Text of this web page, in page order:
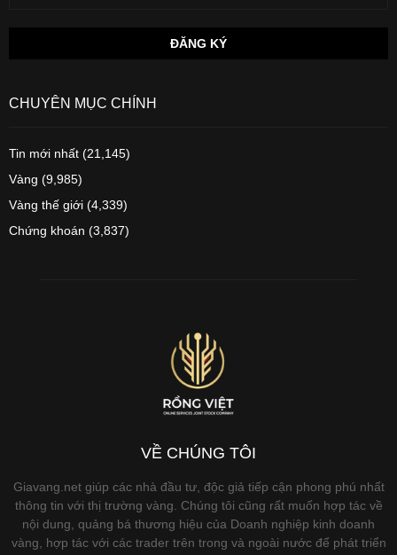
CHUYÊN MỤC CHÍNH
Tin mới nhất (21,145)
Vàng (9,985)
Vàng thế giới (4,339)
Chứng khoán (3,837)
VỀ CHÚNG TÔI
Giavang.net giúp các nhà đầu tư, độc giả tiếp cận phong phú nhất
thông tin với thị trường vàng. Chúng tôi cũng rất muốn hợp tác về
nội dung, quảng bá thương hiệu của Doanh nghiệp kinh doanh
vàng, hợp tác với các trader trên trong và ngoài nước để phát triển